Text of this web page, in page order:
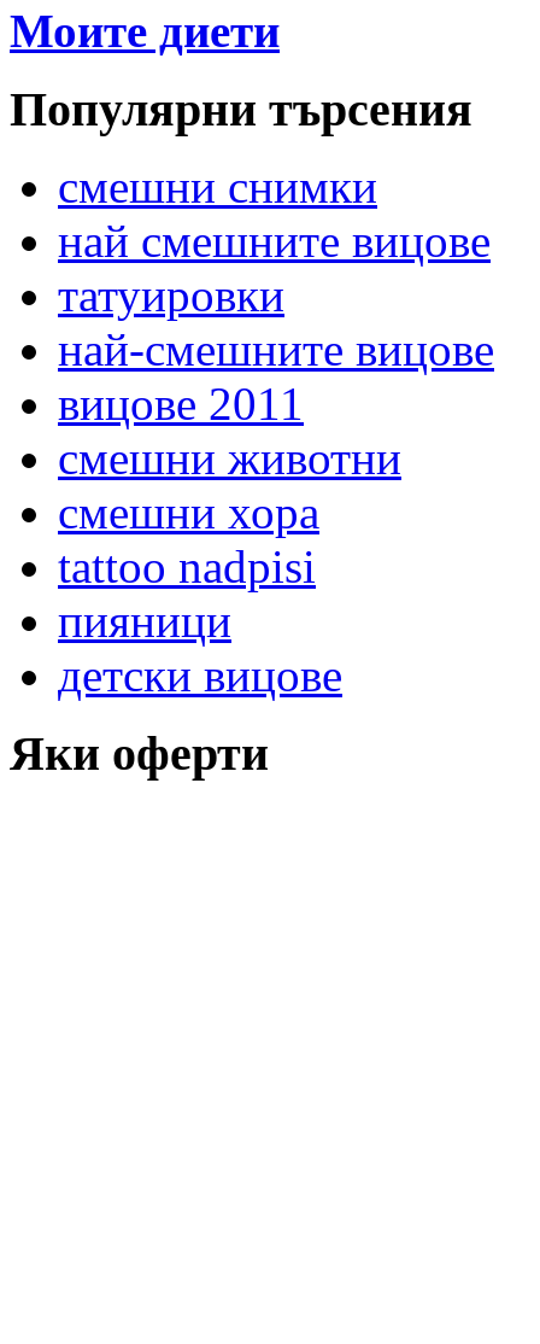
Моите диети
Популярни търсения
смешни снимки
най смешните вицове
татуировки
най-смешните вицове
вицове 2011
смешни животни
смешни хора
tattoo nadpisi
пияници
детски вицове
Яки оферти